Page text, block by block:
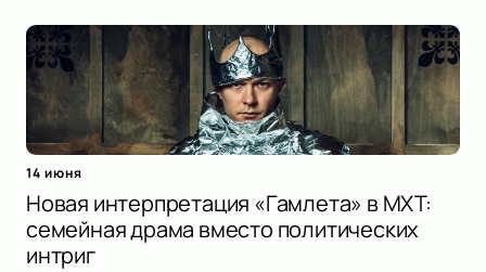
14 июня
Новая интерпретация «Гамлета» в МХТ:
семейная драма вместо политических
интриг